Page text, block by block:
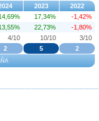
2023 2022
17,34%
-1,42%
22,73%
-1,80%
4/10 10/10
3/10
2 5 2